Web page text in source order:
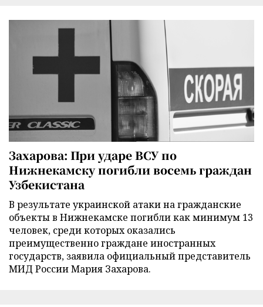
Захарова: При ударе ВСУ по
Нижнекамску погибли восемь граждан
Узбекистана
В результате украинской атаки на гражданские
объекты в Нижнекамске погибли как минимум 13
человек, среди которых оказались
преимущественно граждане иностранных
государств, заявила официальный представитель
МИД России Мария Захарова.